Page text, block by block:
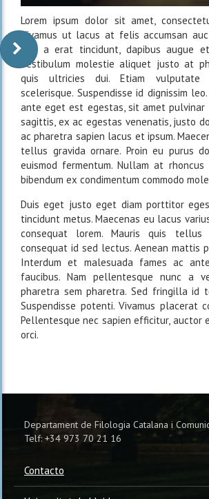
Lorem ipsum dolor sit amet,
Vivamus ut lacus at felis accumsan
Sed a erat tincidunt, dapibus augue
Vestibulum molestie aliquet justo at
quis ultricies dui. Etiam vulputate
scelerisque. Suspendisse id dignissim
ante eget est egestas, sit amet pulvinar
sagittis, ex ac egestas venenatis, justo
ac pharetra sapien lacus et ipsum.
tellus gravida ornare. Proin eu purus
euismod fermentum. Nullam at
bibendum ex condimentum commodo
Duis eget justo eget diam porttitor
tincidunt metus. Maecenas eu lacus
consequat lorem. Mauris quis
consequat id sed lectus. Aenean mattis
Interdum et malesuada fames ac
faucibus. Nam pellentesque nunc a
pharetra sem pharetra. Sed fringilla id
Suspendisse potenti. Vivamus placerat
Pellentesque nec sapien efficitur, auctor
orci.
Departament de Filologia Catalana i
Telf: +34 973 70 21 16
Contacto